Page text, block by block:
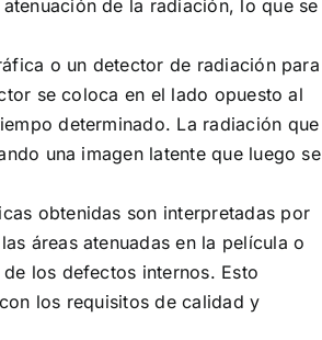
de la radiación, lo que se
o un detector de radiación para
se coloca en el lado opuesto al
determinado. La radiación que
una imagen latente que luego se
obtenidas son interpretadas por
áreas atenuadas en la película o
los defectos internos. Esto
los requisitos de calidad y